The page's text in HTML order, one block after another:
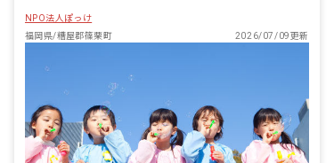
NPO法人ぽっけ
福岡県/糟屋郡篠栗町
2026/07/09更新